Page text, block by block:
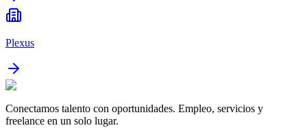
Plexus
Conectamos talento con oportunidades. Empleo, servicios y
freelance en un solo lugar.